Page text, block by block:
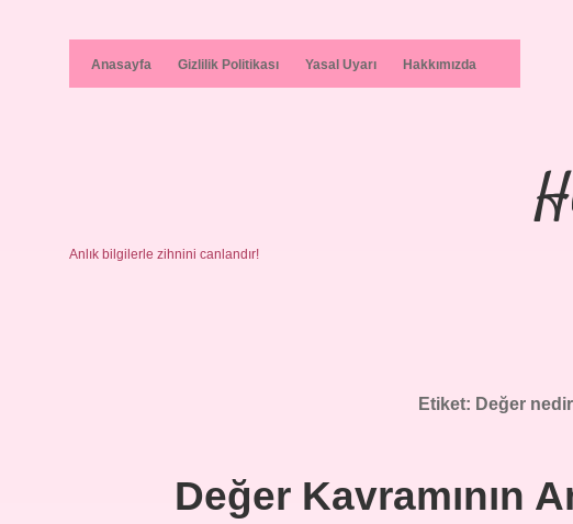
Anasayfa Gizlilik Politikası Yasal Uyarı Hakkımızda
Anlık bilgilerle zihnini canlandır!
Etiket: Değer
Değer Kavramının